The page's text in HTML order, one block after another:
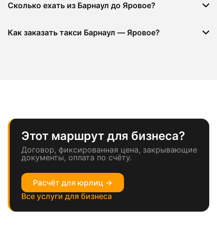
Сколько ехать из Барнаул до Яровое?
Как заказать такси Барнаул — Яровое?
Этот маршрут для бизнеса?
Договор, фиксированная цена, закрывающие
документы, оплата по счёту.
Расчёт для юрлиц →
Все услуги для бизнеса